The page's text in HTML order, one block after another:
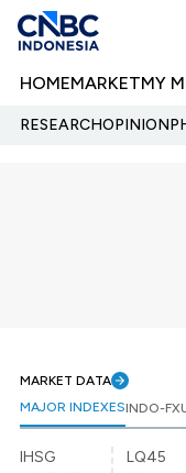
HOMEMARKETMY
RESEARCHOPINION
MARKET DATA
MAJOR INDEXESINDO-FX
IHSG
LQ45